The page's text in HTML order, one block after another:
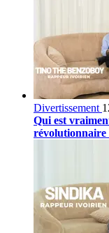
Divertissement
Qui est
révolutionnaire